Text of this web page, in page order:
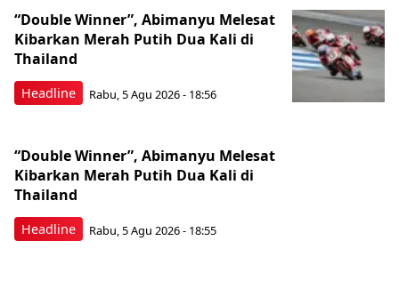
Headline
“Double Winner”, Abimanyu Melesat
Kibarkan Merah Putih Dua Kali di
Thailand
Rabu, 5 Agu 2026 - 18:56
Headline
“Double Winner”, Abimanyu Melesat
Kibarkan Merah Putih Dua Kali di
Thailand
Rabu, 5 Agu 2026 - 18:55